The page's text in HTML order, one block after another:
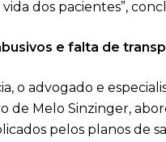
dos pacientes”,
e falta de
o advogado e
de Melo Sinzinger,
pelos planos de